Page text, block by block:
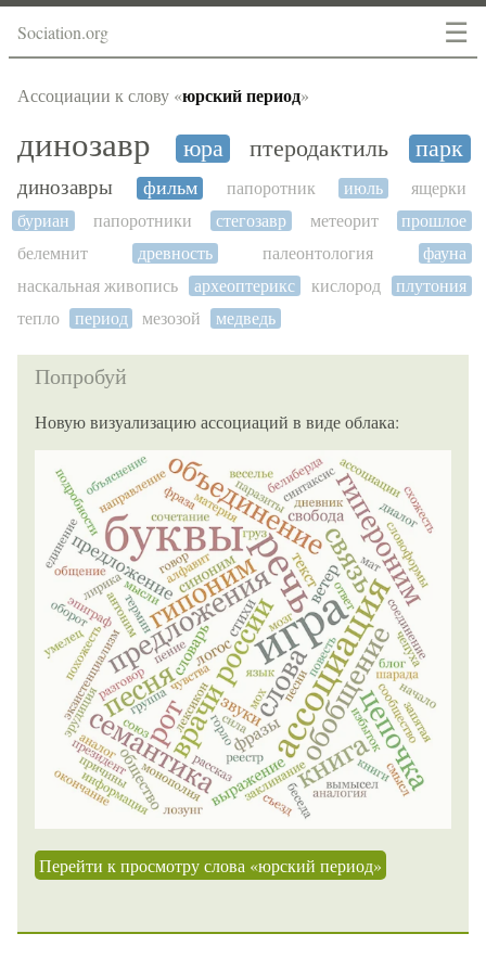
☰
Sociation.org
Ассоциации к слову «юрский период»
динозавр юра птеродактиль парк
динозавры фильм папоротник июль
ящерки
буриан
папоротники стегозавр метеорит
прошлое
белемнит
древность палеонтология
фауна
наскальная живопись
археоптерикс кислород
плутония
тепло
период мезозой медведь
Попробуй
Новую визуализацию ассоциаций в виде облака:
Перейти к просмотру слова «юрский период»